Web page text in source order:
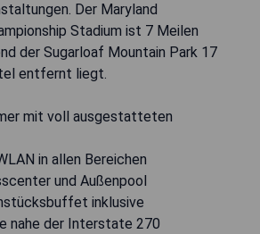
Der Maryland
Stadium ist 7 Meilen
der Sugarloaf Mountain Park 17
entfernt liegt.
mit voll ausgestatteten
in allen Bereichen
und Außenpool
inklusive
nahe der Interstate 270